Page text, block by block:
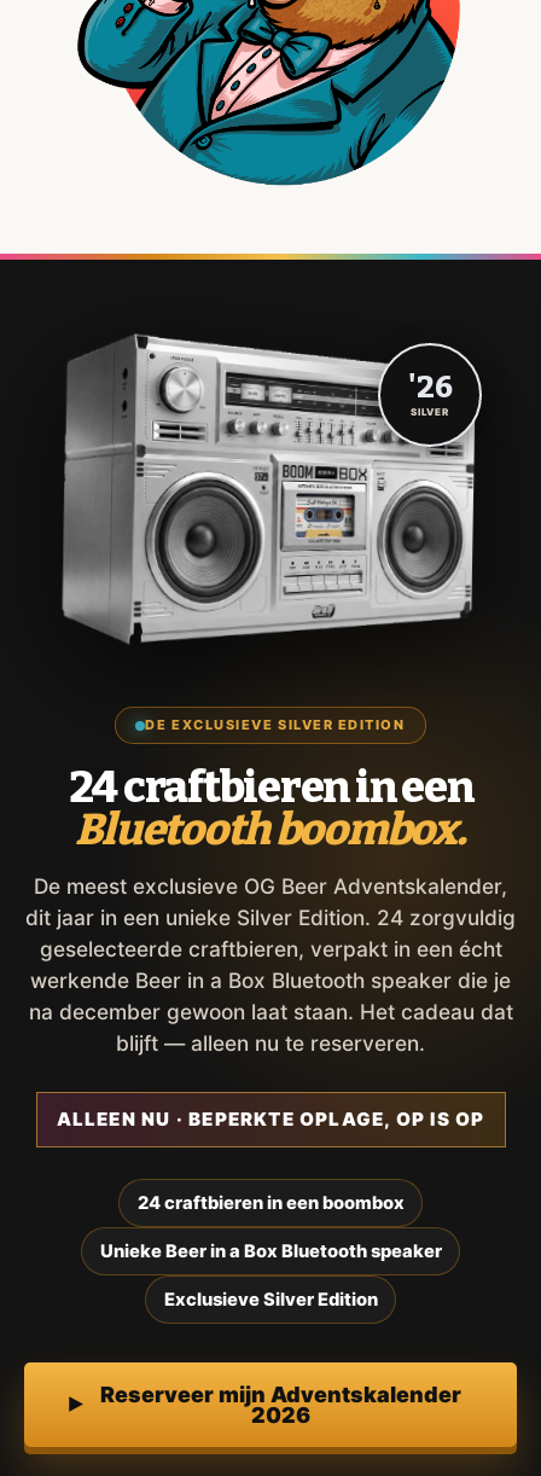
DE EXCLUSIEVE SILVER EDITION
24 craftbieren in een
Bluetooth boombox.
De meest exclusieve OG Beer Adventskalender,
dit jaar in een unieke Silver Edition. 24 zorgvuldig
geselecteerde craftbieren, verpakt in een écht
werkende Beer in a Box Bluetooth speaker die je
na december gewoon laat staan. Het cadeau dat
blijft — alleen nu te reserveren.
ALLEEN NU · BEPERKTE OPLAGE, OP IS OP
24 craftbieren in een boombox
Unieke Beer in a Box Bluetooth speaker
Exclusieve Silver Edition
Reserveer mijn Adventskalender
2026
'26
SILVER